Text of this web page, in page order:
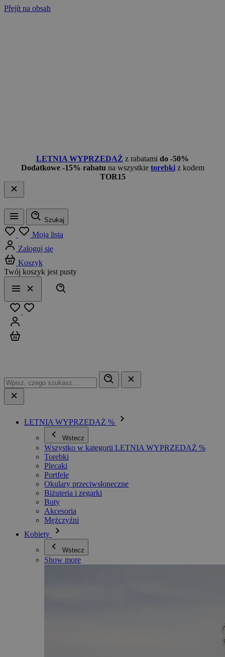
Přejít na obsah
LETNIA WYPRZEDAŻ z rabatami do -50%
Dodatkowe -15% rabatu na wszystkie torebkiz kodem
TOR15
Menu
Szukaj
Moja lista
Zaloguj się
Koszyk
Twój koszyk jest pusty
Menu
Zamknij
LETNIA WYPRZEDAŻ %
Wstecz
Wszystko w kategorii LETNIA WYPRZEDAŻ %
Torebki
Plecaki
Portfele
Okulary przeciwsłoneczne
Biżuteria i zegarki
Buty
Akcesoria
Mężczyźni
Kobiety
Wstecz
Show more